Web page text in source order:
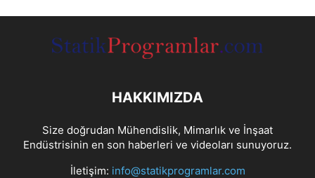
HAKKIMIZDA
Size doğrudan Mühendislik, Mimarlık ve İnşaat
Endüstrisinin en son haberleri ve videoları sunuyoruz.
İletişim: info@statikprogramlar.com